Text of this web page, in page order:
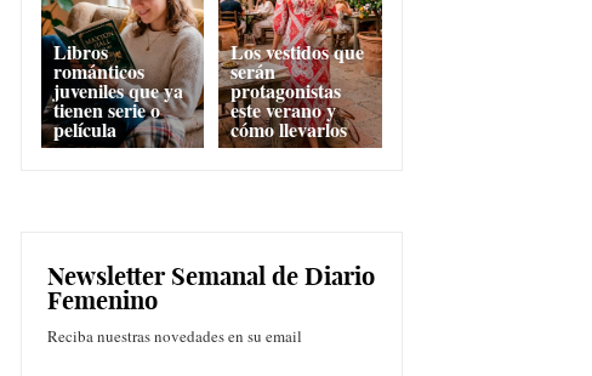
Libros
románticos
juveniles que ya
tienen serie o
película
Los vestidos que
serán
protagonistas
este verano y
cómo llevarlos
Newsletter Semanal de Diario
Femenino
Reciba nuestras novedades en su email